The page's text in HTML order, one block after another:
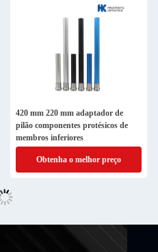
420 mm 220 mm adaptador de
pilão componentes protésicos de
membros inferiores
Obtenha o melhor preço